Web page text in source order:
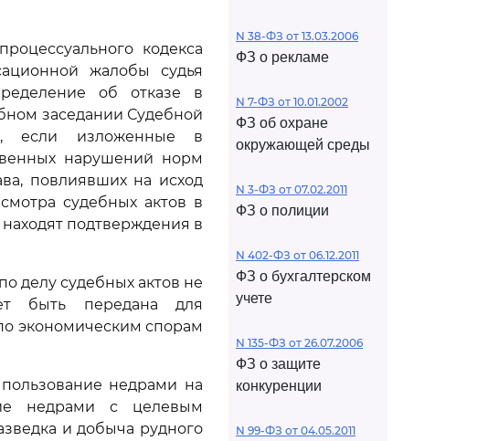
кодекса
жалобы судья
об отказе в
заседании Судебной
если изложенные в
нарушений норм
повлиявших на исход
судебных актов в
подтверждения в
делу судебных актов не
быть передана для
экономическим спорам
недрами на
недрами с целевым
и добыча рудного
N 38-ФЗ от 13.03.2006
ФЗ о рекламе
N 7-ФЗ от 10.01.2002
ФЗ об охране
окружающей среды
N 3-ФЗ от 07.02.2011
ФЗ о полиции
N 402-ФЗ от 06.12.2011
ФЗ о бухгалтерском
учете
N 135-ФЗ от 26.07.2006
ФЗ о защите
конкуренции
N 99-ФЗ от 04.05.2011